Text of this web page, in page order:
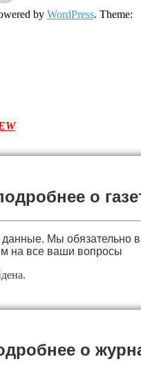
by WordPress. Theme:
о
данные. Мы обязательно
на все ваши вопросы
о